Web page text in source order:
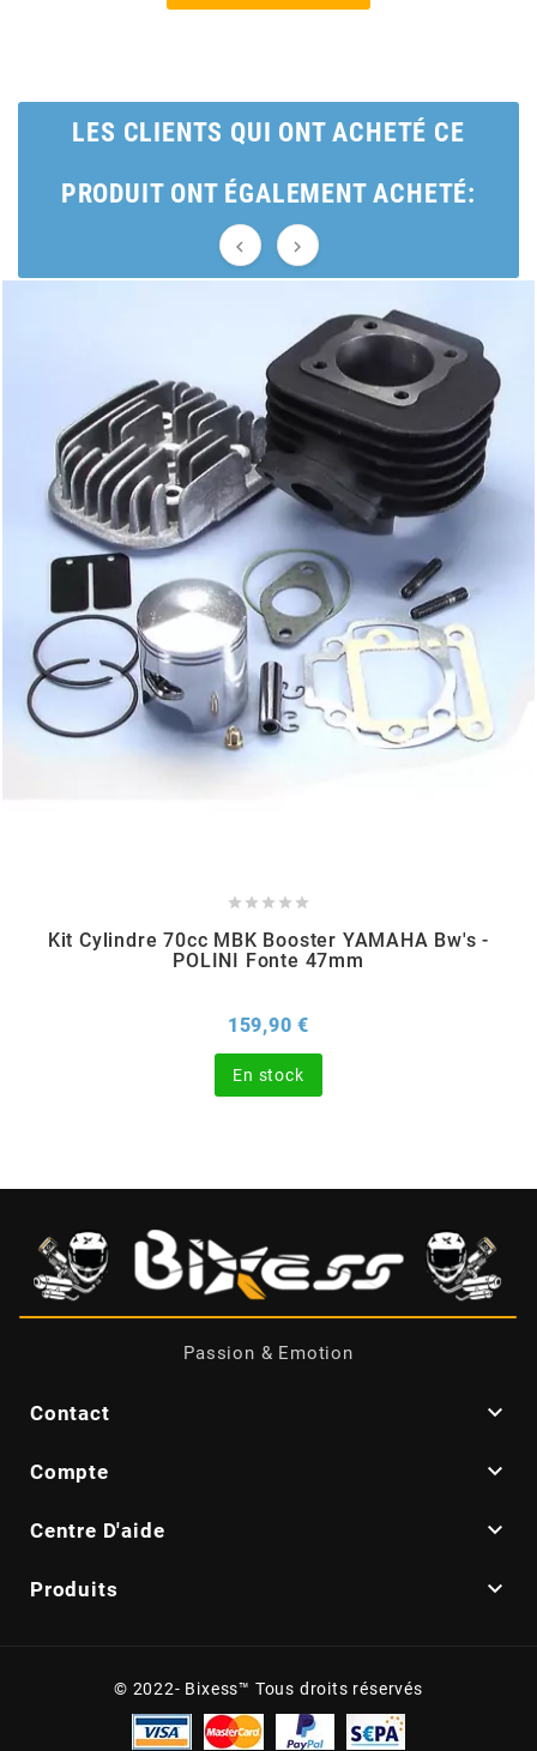
BRIDGESTONE
BUZZETTI
C4
CARENZI
CHAMPION
CHARVIN
CL BRAKES
CYCLUS TOOLS
d
DAYCO
DEESTONE
DELLORTO
LES CLIENTS QUI ONT ACHETÉ CE
PRODUIT ONT ÉGALEMENT ACHETÉ:
 
    
Kit Cylindre 70cc MBK Booster YAMAHA Bw's -
POLINI Fonte 47mm
159,90 €
En stock
Passion & Emotion
Contact 
Compte 
Centre D'aide 
Produits 
© 2022- Bixess™ Tous droits réservés